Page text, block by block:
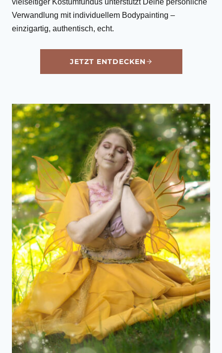
vielseitiger Kostümfundus unterstützt Deine persönliche
Verwandlung mit individuellem Bodypainting –
einzigartig, authentisch, echt.
JETZT ENTDECKEN